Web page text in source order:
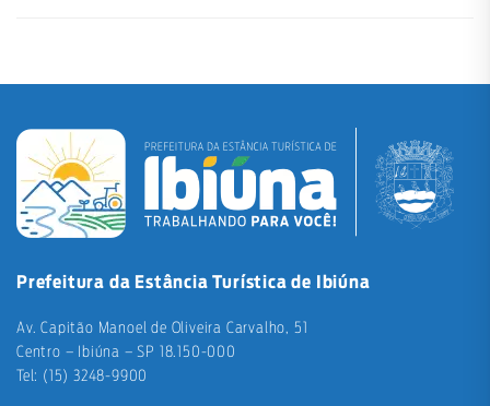
Prefeitura da Estância Turística de Ibiúna
Av. Capitão Manoel de Oliveira Carvalho, 51
Centro – Ibiúna – SP 18.150-000
Tel: (15) 3248-9900